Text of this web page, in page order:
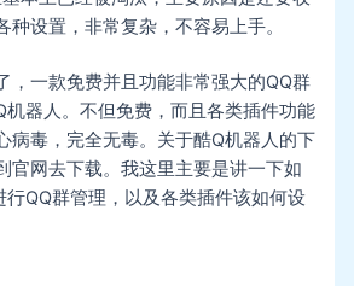
种设置，非常复杂，不容易上手。
，一款免费并且功能非常强大的QQ群
机器人。不但免费，而且各类插件功能
病毒，完全无毒。关于酷Q机器人的下
官网去下载。我这里主要是讲一下如
行QQ群管理，以及各类插件该如何设